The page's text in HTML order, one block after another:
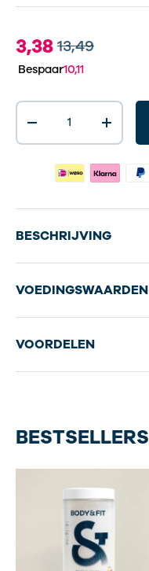
3,3813,49
Bespaar10,11
Aantal
-
+
BESCHRIJVING
VOEDINGSWAARDEN
VOORDELEN
BESTSELLERS